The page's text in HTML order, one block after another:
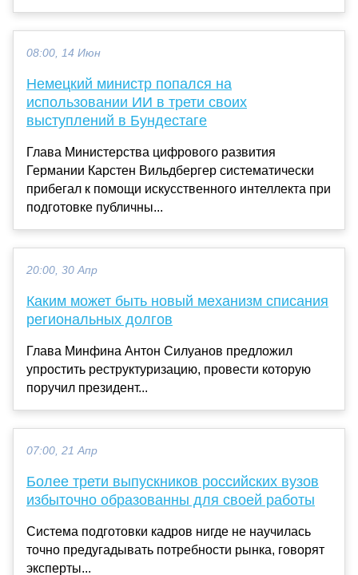
08:00, 14 Июн
Немецкий министр попался на
использовании ИИ в трети своих
выступлений в Бундестаге
Глава Министерства цифрового развития
Германии Карстен Вильдбергер систематически
прибегал к помощи искусственного интеллекта при
подготовке публичны...
20:00, 30 Апр
Каким может быть новый механизм списания
региональных долгов
Глава Минфина Антон Силуанов предложил
упростить реструктуризацию, провести которую
поручил президент...
07:00, 21 Апр
Более трети выпускников российских вузов
избыточно образованны для своей работы
Система подготовки кадров нигде не научилась
точно предугадывать потребности рынка, говорят
эксперты...